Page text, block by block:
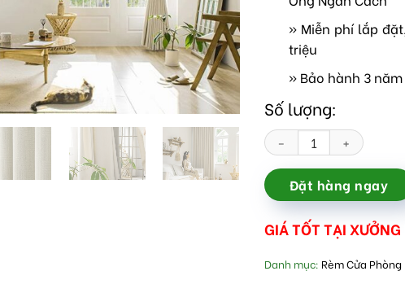
» Miễn phí lắp
triệu
» Bảo hành 3
Số lượng:
Rèm vải màu kem cho
Đặt hàng ngay
GIÁ TỐT TẠI
Danh mục: Rèm Cửa Phòng